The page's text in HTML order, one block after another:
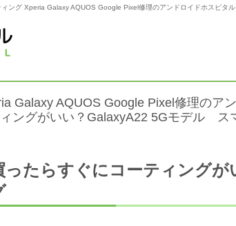
ング Xperia Galaxy AQUOS Google Pixel修理のアンドロイドホスピタル
Galaxy AQUOS Google Pixel修理のア
ングがいい？GalaxyA22 5Gモデル ス
ったらすぐにコーティング